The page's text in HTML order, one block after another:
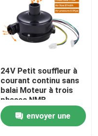
24V Petit souffleur à
courant continu sans
balai Moteur à trois
phases NMB
roulements à billes
Performance fiable
envoyer une